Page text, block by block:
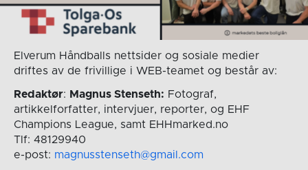
Elverum Håndballs nettsider og sosiale medier
driftes av de frivillige i WEB-teamet og består av:
Redaktør: Magnus Stenseth: Fotograf,
artikkelforfatter, intervjuer, reporter, og EHF
Champions League, samt EHHmarked.no
Tlf: 48129940
e-post: magnusstenseth@gmail.com